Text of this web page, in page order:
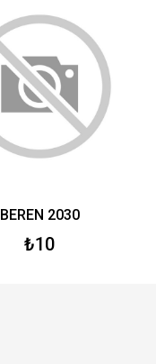
BEREN 2030
₺10